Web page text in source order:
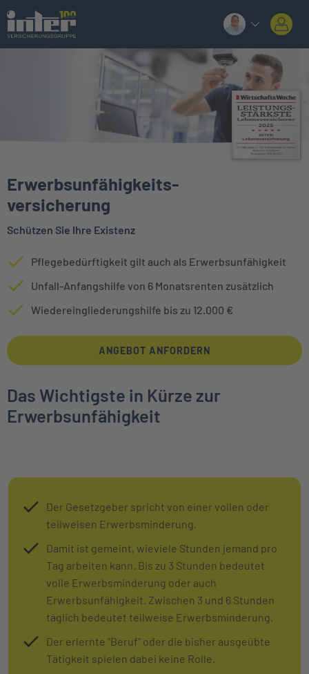
Erwerbsunfähigkeits-
versicherung
Schützen Sie Ihre Existenz
Pflegebedürftigkeit gilt auch als Erwerbsunfähigkeit
Unfall-Anfangshilfe von 6 Monatsrenten zusätzlich
Wiedereingliederungshilfe bis zu 12.000 €
ANGEBOT ANFORDERN
Das Wichtigste in Kürze zur
Erwerbsunfähigkeit
Der Gesetzgeber spricht von einer vollen oder
teilweisen Erwerbsminderung.
Damit ist gemeint, wieviele Stunden jemand pro
Tag arbeiten kann. Bis zu 3 Stunden bedeutet
volle Erwerbsminderung oder auch
Erwerbsunfähigkeit. Zwischen 3 und 6 Stunden
täglich bedeutet teilweise Erwerbsminderung.
Der erlernte "Beruf" oder die bisher ausgeübte
Tätigkeit spielen dabei keine Rolle.